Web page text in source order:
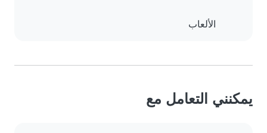
الألعاب
يمكنني التعامل مع